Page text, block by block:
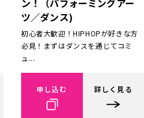
ン！（パフォーミングアー
ツ／ダンス)
初心者大歓迎！HIPHOPが好きな方
必見！まずはダンスを通じてコミ
ュ...
申し込む 詳しく見る